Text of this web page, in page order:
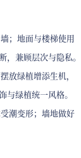
；地面与楼梯使用
兼顾层次与隐私。
放绿植增添生机，
绿植统一风格。
潮变形；墙地做好